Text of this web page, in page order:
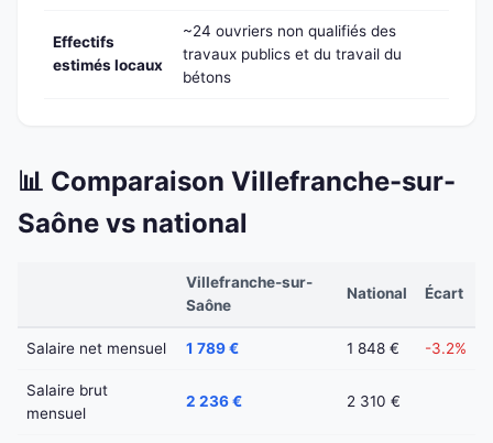
Effectifs
estimés locaux
~24 ouvriers non qualifiés des
travaux publics et du travail du
bétons
📊 Comparaison Villefranche-sur-
Saône vs national
Villefranche-sur-
Saône
National Écart
Salaire net mensuel 1 789 € 1 848 € -3.2%
Salaire brut
mensuel
2 236 € 2 310 €